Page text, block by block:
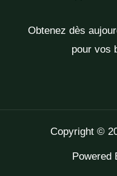
Obtenez dès
pour vos
Copyright ©
Powered